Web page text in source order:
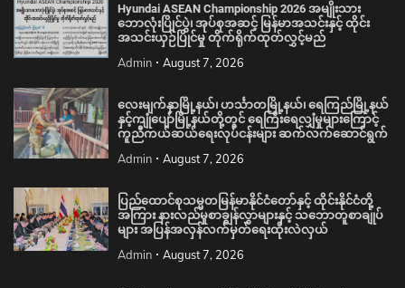
Hyundai ASEAN Championship 2026 အမျိုးသား
ဘောလုံးပြိုင်ပွဲ၊ အုပ်စုအဆင့် မြန်မာအသင်းနှင့် ထိုင်း
အသင်းယှဉ်ပြိုင်မှု တိုက်ရိုက်ထုတ်လွှင့်မည်
Admin August 7, 2026
လေးမျက်နှာမြို့နယ်၊ ဟင်္သာတမြို့နယ်၊ ရေကြည်မြို့နယ်
နှင့်ကျုံပျော်မြို့နယ်တို့တွင် ရေကြီးရေလျှံမှုများကြောင့်
ကူညီကယ်ဆယ်ရေးလုပ်ငန်းများ ဆက်လက်ဆောင်ရွက်
Admin August 7, 2026
ပြည်ထောင်စုသမ္မတမြန်မာနိုင်ငံတော်နှင့် ထိုင်းနိုင်ငံတို့
အကြား နားလည်မှုစာချွန်လွှာများနှင့် သဘောတူစာချုပ်
များ အပြန်အလှန်လက်မှတ်ရေးထိုးလဲလှယ်
Admin August 7, 2026